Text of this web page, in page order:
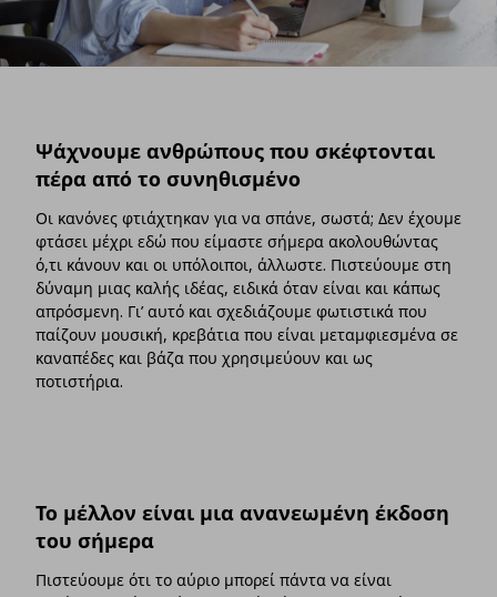
Ψάχνουμε ανθρώπους που σκέφτονται
πέρα από το συνηθισμένο
Οι κανόνες φτιάχτηκαν για να σπάνε, σωστά; Δεν έχουμε
φτάσει μέχρι εδώ που είμαστε σήμερα ακολουθώντας
ό,τι κάνουν και οι υπόλοιποι, άλλωστε. Πιστεύουμε στη
δύναμη μιας καλής ιδέας, ειδικά όταν είναι και κάπως
απρόσμενη. Γι’ αυτό και σχεδιάζουμε φωτιστικά που
παίζουν μουσική, κρεβάτια που είναι μεταμφιεσμένα σε
καναπέδες και βάζα που χρησιμεύουν και ως
ποτιστήρια.
Το μέλλον είναι μια ανανεωμένη έκδοση
του σήμερα
Πιστεύουμε ότι το αύριο μπορεί πάντα να είναι